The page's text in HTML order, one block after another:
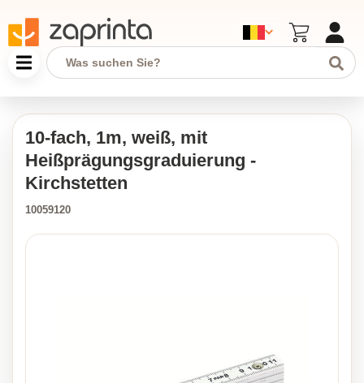
10-fach, 1m, weiß, mit
Heißprägungsgraduierung -
Kirchstetten
10059120